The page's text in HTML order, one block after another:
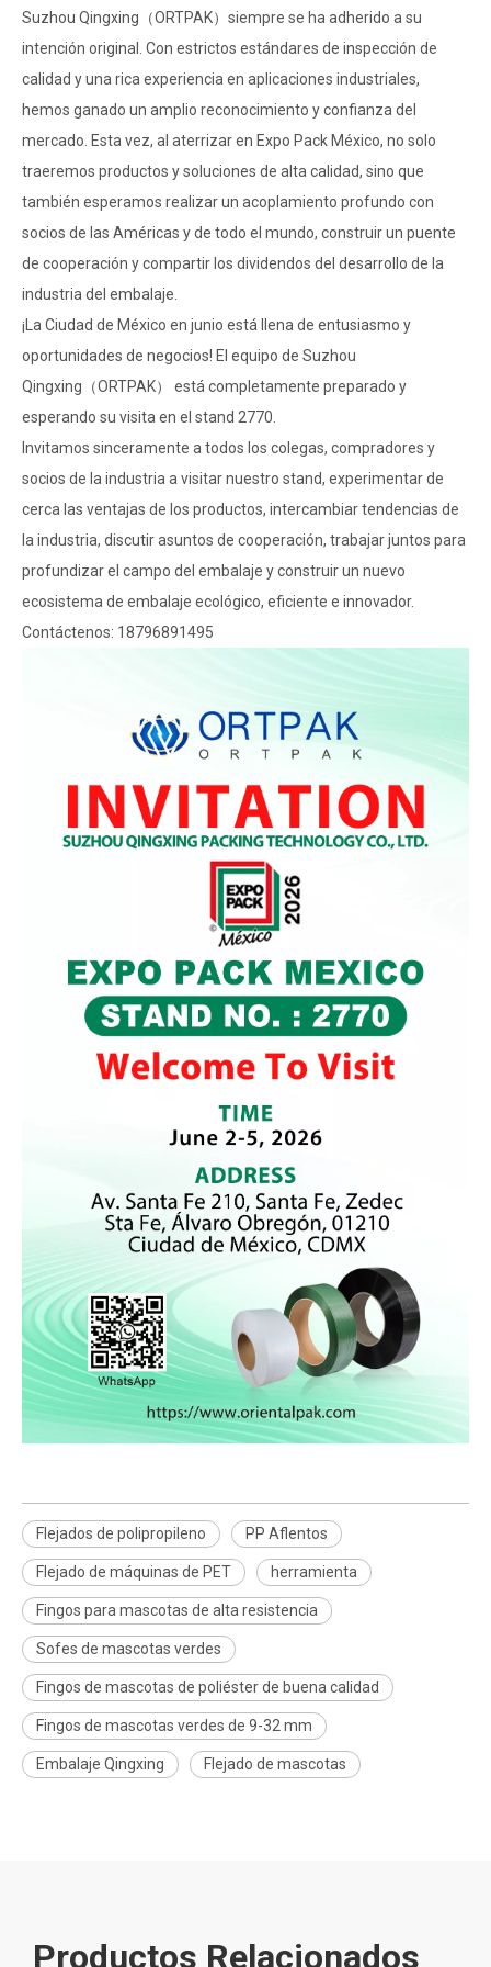
Suzhou Qingxing（ORTPAK）siempre se ha adherido a su
intención original. Con estrictos estándares de inspección de
calidad y una rica experiencia en aplicaciones industriales,
hemos ganado un amplio reconocimiento y confianza del
mercado. Esta vez, al aterrizar en Expo Pack México, no solo
traeremos productos y soluciones de alta calidad, sino que
también esperamos realizar un acoplamiento profundo con
socios de las Américas y de todo el mundo, construir un puente
de cooperación y compartir los dividendos del desarrollo de la
industria del embalaje.
¡La Ciudad de México en junio está llena de entusiasmo y
oportunidades de negocios! El equipo de Suzhou
Qingxing（ORTPAK） está completamente preparado y
esperando su visita en el stand 2770.
Invitamos sinceramente a todos los colegas, compradores y
socios de la industria a visitar nuestro stand, experimentar de
cerca las ventajas de los productos, intercambiar tendencias de
la industria, discutir asuntos de cooperación, trabajar juntos para
profundizar el campo del embalaje y construir un nuevo
ecosistema de embalaje ecológico, eficiente e innovador.
Contáctenos: 18796891495
Flejados de polipropileno PP Aflentos
Flejado de máquinas de PET herramienta
Fingos para mascotas de alta resistencia
Sofes de mascotas verdes
Fingos de mascotas de poliéster de buena calidad
Fingos de mascotas verdes de 9-32 mm
Embalaje Qingxing Flejado de mascotas
Productos Relacionados